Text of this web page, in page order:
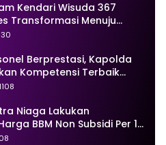
Kendari Wisuda 367
Transformasi Menuju
Diterima
Berprestasi, Kapolda
Kompetensi Terbaik
Niaga Lakukan
BBM Non Subsidi Per 1
Rinciannya